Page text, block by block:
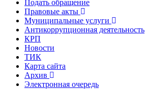
Подать обращение
Правовые акты
Муниципальные услуги
Антикоррупционная деятельность
КРП
Новости
ТИК
Карта сайта
Архив
Электронная очередь